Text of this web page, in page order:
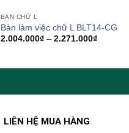
BÀN CHỮ L
Bàn làm việc chữ L BLT14-CG
2.004.000₫ – 2.271.000₫Khoảng
đến
LIÊN HỆ MUA HÀNG